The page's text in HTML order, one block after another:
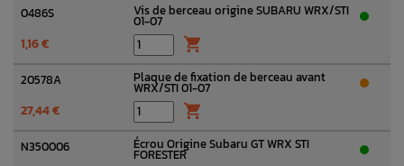
0486S Vis de berceau origine SUBARU WRX/STI
01-07
1,16 € 
20578A Plaque de fixation de berceau avant
WRX/STI 01-07
27,44 € 
N350006 Écrou Origine Subaru GT WRX STI
FORESTER